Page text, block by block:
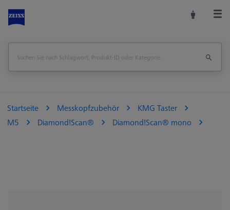
Startseite Messkopfzubehör
KMG Taster
M5
Diamond!Scan® Diamond!Scan® mono